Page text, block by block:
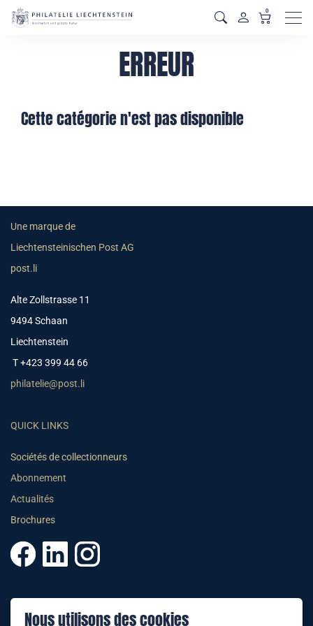
Nous utilisons des cookies
0
ERREUR
Cette catégorie n'est pas disponible
Une marque de
Liechtensteinischen Post AG
post.li
Alte Zollstrasse 11
9494 Schaan
Liechtenstein
T +423 399 44 66
philatelie@post.li
QUICK LINKS
Sociétés de collectionneurs
Abonnement
Actualités
Brochures
© 2025 PHILATELIE LIECHTENSTEIN